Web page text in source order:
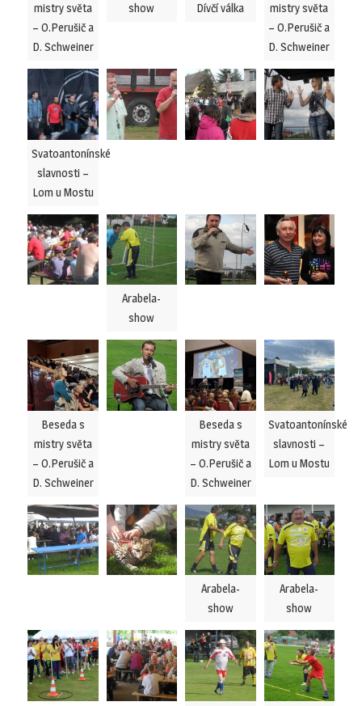
mistry světa
– O.Perušič a
D. Schweiner
show
Dívčí válka
mistry světa
– O.Perušič a
D. Schweiner
Svatoantonínské
slavnosti –
Lom u Mostu
Arabela-
show
Beseda s
mistry světa
– O.Perušič a
D. Schweiner
Beseda s
mistry světa
– O.Perušič a
D. Schweiner
Svatoantonínské
slavnosti –
Lom u Mostu
Arabela-
show
Arabela-
show